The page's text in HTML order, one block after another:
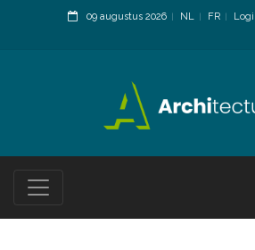
09 augustus 2026 NL FR